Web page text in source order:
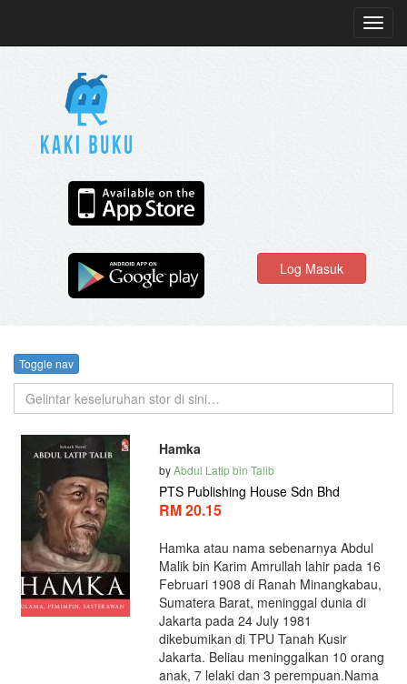
Log Masuk
Toggle nav
Hamka
byAbdul Latip bin Talib
PTS Publishing House Sdn Bhd
RM 20.15
Hamka atau nama sebenarnya Abdul
Malik bin Karim Amrullah lahir pada 16
Februari 1908 di Ranah Minangkabau,
Sumatera Barat, meninggal dunia di
Jakarta pada 24 July 1981
dikebumikan di TPU Tanah Kusir
Jakarta. Beliau meninggalkan 10 orang
anak, 7 lelaki dan 3 perempuan.Nama